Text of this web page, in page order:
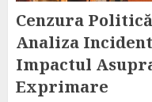
Cenzura
Analiza
Impactul
Exprimare